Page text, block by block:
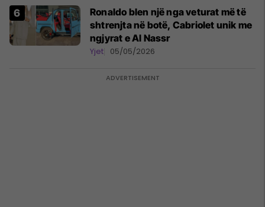
Ronaldo blen një nga veturat më të
shtrenjta në botë, Cabriolet unik me
ngjyrat e Al Nassr
Yjet 05/05/2026